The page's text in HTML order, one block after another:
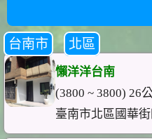
台南市 北區
懶洋洋台南
(3800 ~ 3800) 26
臺南市北區國華